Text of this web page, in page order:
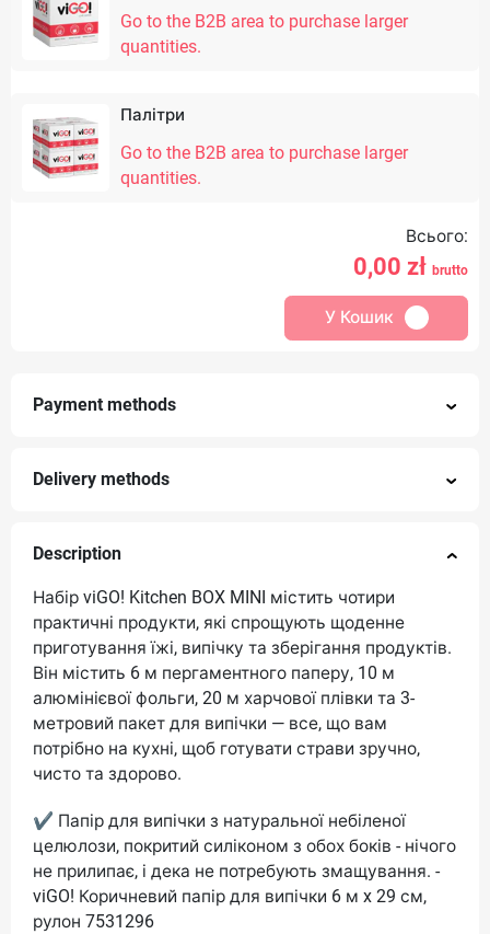
Go to the B2B area to purchase larger
quantities.
Палітри
Go to the B2B area to purchase larger
quantities.
Всього:
0,00 zł brutto
У Кошик
Payment methods
Delivery methods
Description
Набір viGO! Kitchen BOX MINI містить чотири
практичні продукти, які спрощують щоденне
приготування їжі, випічку та зберігання продуктів.
Він містить 6 м пергаментного паперу, 10 м
алюмінієвої фольги, 20 м харчової плівки та 3-
метровий пакет для випічки — все, що вам
потрібно на кухні, щоб готувати страви зручно,
чисто та здорово.
✔ Папір для випічки з натуральної небіленої
целюлози, покритий силіконом з обох боків - нічого
не прилипає, і дека не потребують змащування. -
viGO! Коричневий папір для випічки 6 м x 29 см,
рулон 7531296